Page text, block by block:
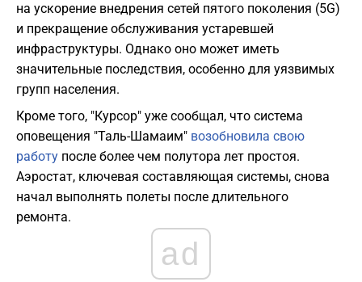
на ускорение внедрения сетей пятого поколения (5G)
и прекращение обслуживания устаревшей
инфраструктуры. Однако оно может иметь
значительные последствия, особенно для уязвимых
групп населения.
Кроме того, "Курсор" уже сообщал, что система
оповещения "Таль-Шамаим" возобновила свою
работу после более чем полутора лет простоя.
Аэростат, ключевая составляющая системы, снова
начал выполнять полеты после длительного
ремонта.
ad